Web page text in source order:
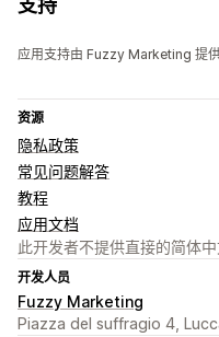
支持
应用支持由 Fuzzy Marketing 提供
资源
隐私政策
常见问题解答
教程
应用文档
此开发者不提供直接的简体中
开发人员
Fuzzy Marketing
Piazza del suffragio 4,